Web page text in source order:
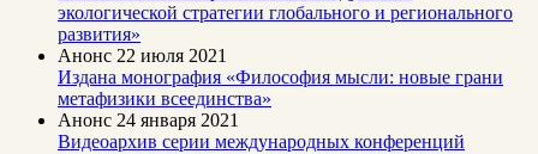
экологической стратегии глобального и регионального
развития»
Анонс 22 июля 2021
Издана монография «Философия мысли: новые грани
метафизики всеединства»
Анонс 24 января 2021
Видеоархив серии международных конференций